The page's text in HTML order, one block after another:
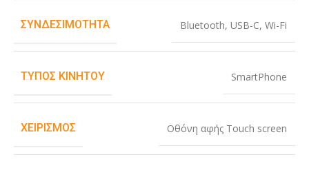
ΣΥΝΔΕΣΙΜΌΤΗΤΑ Bluetooth, USB-C, Wi-Fi
ΤΎΠΟΣ ΚΙΝΗΤΟΎ SmartPhone
ΧΕΙΡΙΣΜΌΣ Οθόνη αφής Touch screen